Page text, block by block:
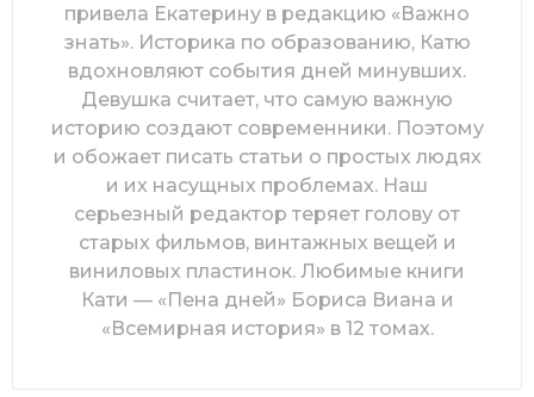
привела Екатерину в редакцию «Важно
знать». Историка по образованию, Катю
вдохновляют события дней минувших.
Девушка считает, что самую важную
историю создают современники. Поэтому
и обожает писать статьи о простых людях
и их насущных проблемах. Наш
серьезный редактор теряет голову от
старых фильмов, винтажных вещей и
виниловых пластинок. Любимые книги
Кати — «Пена дней» Бориса Виана и
«Всемирная история» в 12 томах.